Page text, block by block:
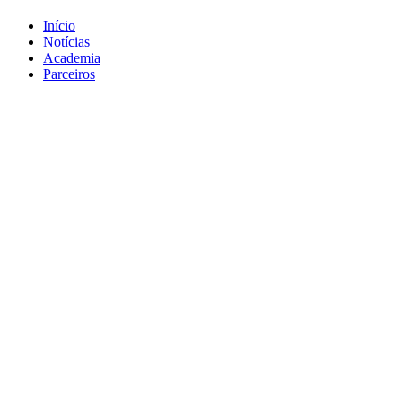
Início
Notícias
Academia
Parceiros